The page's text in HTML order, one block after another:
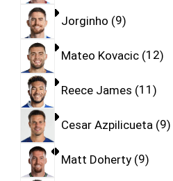
Jorginho 9
Mateo Kovacic 12
Reece James 11
Cesar Azpilicueta 9
Matt Doherty 9